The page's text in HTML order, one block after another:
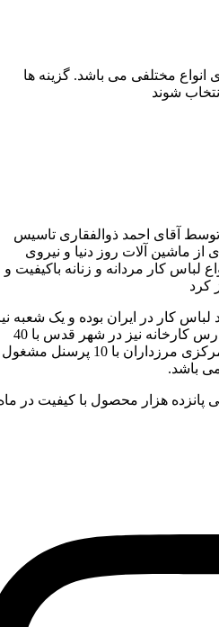
انواع مختلفی می باشد. گزینه ها
شوند
شرکت تولیدی ایلدا در سال 1382 توسط آقای احمد ذوالفقاری تاسیس
از ماشین آلات روز دنیا و نیروی
لباس کار مردانه و زنانه باکیفیت و
کرد
کار در ایران بوده و یک شعبه
در کشور عمان استان مسقط و آدرس کارخانه نیز در شهر قدس با 40
نیروی تولیدی مستقیم و در دفتر مرکزی مرزداران با 10 پرسنل مشغول
باشد.
پانزده هزار محصول با کیفیت در